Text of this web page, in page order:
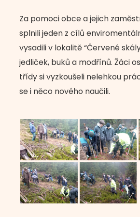
Za pomoci obce a jejich
splnili jeden z cílů
vysadili v lokalitě “Červené
jedliček, buků a modřínů. Žáci
třídy si vyzkoušeli nelehkou
se i něco nového naučili.